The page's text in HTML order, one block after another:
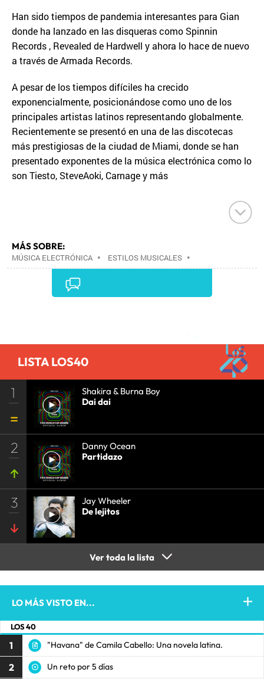
Han sido tiempos de pandemia interesantes para Gian
donde ha lanzado en las disqueras como Spinnin
Records , Revealed de Hardwell y ahora lo hace de nuevo
a través de Armada Records.
A pesar de los tiempos difíciles ha crecido
exponencialmente, posicionándose como uno de los
principales artistas latinos representando globalmente.
Recientemente se presentó en una de las discotecas
más prestigiosas de la ciudad de Miami, donde se han
presentado exponentes de la música electrónica como lo
son Tiesto, SteveAoki, Carnage y más
MÁS SOBRE:
MÚSICA ELECTRÓNICA • ESTILOS MUSICALES •
•
LISTA LOS40
1
Shakira & Burna Boy
Dai dai
2
Danny Ocean
Partidazo
3
Jay Wheeler
De lejitos
Ver toda la lista
LO MÁS VISTO EN...
LOS 40
1 "Havana" de Camila Cabello: Una novela latina.
2 Un reto por 5 días